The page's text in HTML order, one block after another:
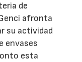
de
afronta
su actividad
envases
esta